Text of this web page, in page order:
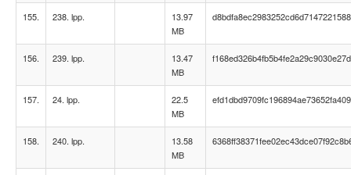
155. 238. lpp.
13.97
MB
156. 239. lpp.
13.47
MB
157. 24. lpp.
22.5
MB
158. 240. lpp.
13.58
MB